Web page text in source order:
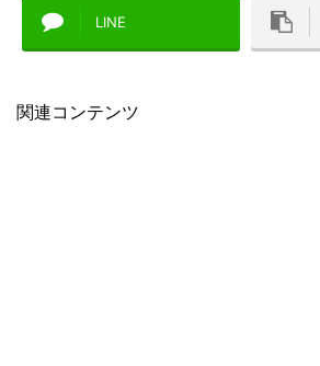
LINE
関連コンテンツ